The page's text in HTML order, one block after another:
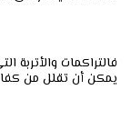
فالتراكمات والأتربة
يمكن أن تقلل من